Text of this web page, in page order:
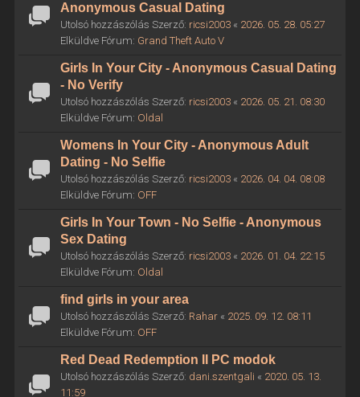
Anonymous Casual Dating
Utolsó hozzászólás Szerző: ricsi2003« 2026. 05. 28. 05:27
Elküldve Fórum: Grand Theft Auto V
Girls In Your City - Anonymous Casual Dating
- No Verify
Utolsó hozzászólás Szerző: ricsi2003« 2026. 05. 21. 08:30
Elküldve Fórum: Oldal
Womens In Your City - Anonymous Adult
Dating - No Selfie
Utolsó hozzászólás Szerző: ricsi2003« 2026. 04. 04. 08:08
Elküldve Fórum: OFF
Girls In Your Town - No Selfie - Anonymous
Sex Dating
Utolsó hozzászólás Szerző: ricsi2003« 2026. 01. 04. 22:15
Elküldve Fórum: Oldal
find girls in your area
Utolsó hozzászólás Szerző: Rahar« 2025. 09. 12. 08:11
Elküldve Fórum: OFF
Red Dead Redemption II PC modok
Utolsó hozzászólás Szerző: dani.szentgali « 2020. 05. 13.
11:59